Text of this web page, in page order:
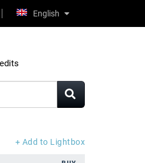
English
/ Credits
+ Add to Lightbox